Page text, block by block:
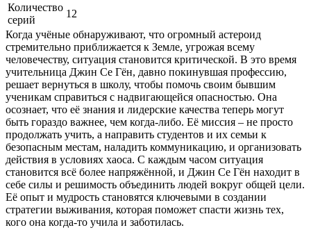
Количество
серий
12
Когда учёные обнаруживают, что огромный астероид
стремительно приближается к Земле, угрожая всему
человечеству, ситуация становится критической. В это время
учительница Джин Се Гён, давно покинувшая профессию,
решает вернуться в школу, чтобы помочь своим бывшим
ученикам справиться с надвигающейся опасностью. Она
осознает, что её знания и лидерские качества теперь могут
быть гораздо важнее, чем когда-либо. Её миссия – не просто
продолжать учить, а направить студентов и их семьи к
безопасным местам, наладить коммуникацию, и организовать
действия в условиях хаоса. С каждым часом ситуация
становится всё более напряжённой, и Джин Се Гён находит в
себе силы и решимость объединить людей вокруг общей цели.
Её опыт и мудрость становятся ключевыми в создании
стратегии выживания, которая поможет спасти жизнь тех,
кого она когда-то учила и заботилась.